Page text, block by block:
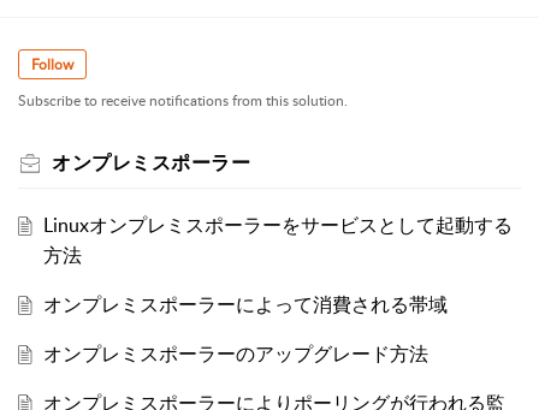
Follow
Subscribe to receive notifications from this solution.
オンプレミスポーラー
Linuxオンプレミスポーラーをサービスとして起動する
方法
オンプレミスポーラーによって消費される帯域
オンプレミスポーラーのアップグレード方法
オンプレミスポーラーによりポーリングが行われる監